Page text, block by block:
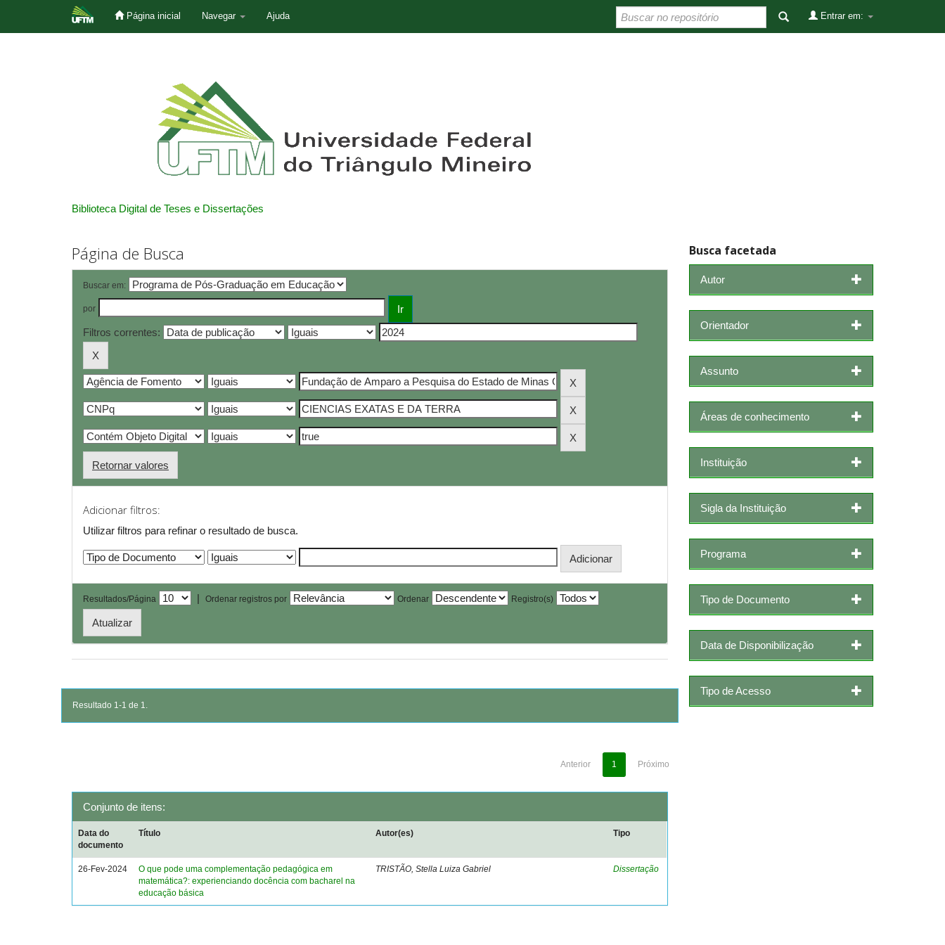
Página inicial Navegar Ajuda Entrar em:
Biblioteca Digital de Teses e Dissertações
Página de Busca
Buscar em:
por
Filtros correntes:
Retornar valores
Adicionar filtros:
Utilizar filtros para refinar o resultado de busca.
Resultados/Página | Ordenar registros por Ordenar Registro(s)
Resultado 1-1 de 1.
Anterior 1 Próximo
Conjunto de itens:
Data do
documento
Título Autor(es) Tipo
26-Fev-2024
O que pode uma complementação pedagógica em
matemática?: experienciando docência com bacharel na
educação básica
TRISTÃO, Stella Luiza Gabriel Dissertação
Busca facetada
Autor
Orientador
Assunto
Áreas de conhecimento
Instituição
Sigla da Instituição
Programa
Tipo de Documento
Data de Disponibilização
Tipo de Acesso